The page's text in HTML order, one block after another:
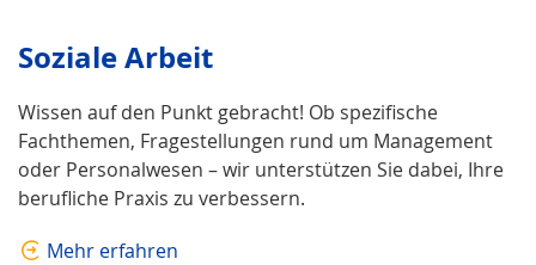
Soziale Arbeit
Wissen auf den Punkt gebracht! Ob spezifische
Fachthemen, Fragestellungen rund um Management
oder Personalwesen – wir unterstützen Sie dabei, Ihre
berufliche Praxis zu verbessern.
Mehr erfahren